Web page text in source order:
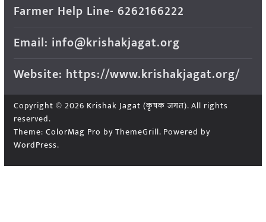
Farmer Help Line- 6262166222
Email: info@krishakjagat.org
Website: https://www.krishakjagat.org/
Copyright © 2026 Krishak Jagat (कृषक जगत). All rights
reserved.
Theme: ColorMag Pro by ThemeGrill. Powered by
WordPress.